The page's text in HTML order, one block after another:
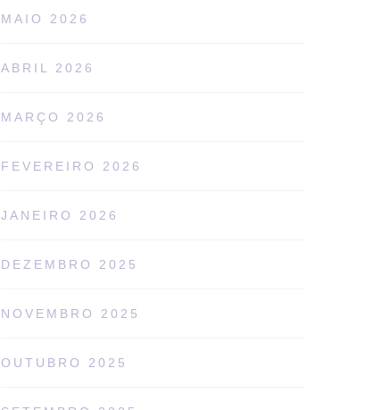
MAIO 2026
ABRIL 2026
MARÇO 2026
FEVEREIRO 2026
JANEIRO 2026
DEZEMBRO 2025
NOVEMBRO 2025
OUTUBRO 2025